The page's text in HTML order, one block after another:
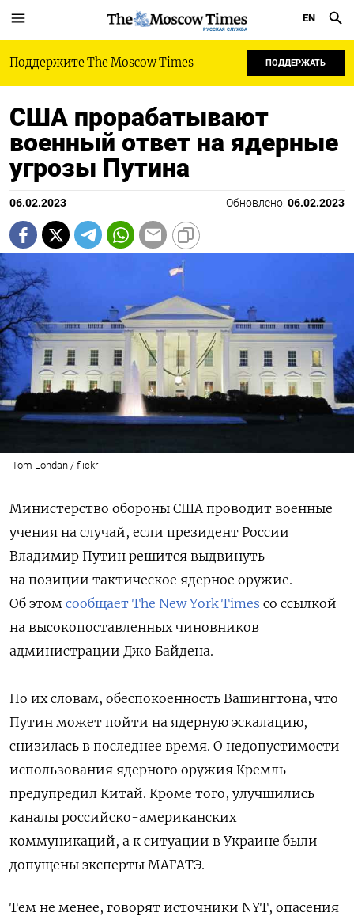
РУССКАЯ СЛУЖБА
EN
Поддержите The Moscow Times ПОДДЕРЖАТЬ
США прорабатывают
военный ответ на ядерные
угрозы Путина
06.02.2023 Обновлено: 06.02.2023
Tom Lohdan / flickr
Министерство обороны США проводит военные
учения на случай, если президент России
Владимир Путин решится выдвинуть
на позиции тактическое ядерное оружие.
Об этом сообщает The New York Times со ссылкой
на высокопоставленных чиновников
администрации Джо Байдена.
По их словам, обеспокоенность Вашингтона, что
Путин может пойти на ядерную эскалацию,
снизилась в последнее время. О недопустимости
использования ядерного оружия Кремль
предупредил Китай. Кроме того, улучшились
каналы российско-американских
коммуникаций, а к ситуации в Украине были
допущены эксперты МАГАТЭ.
Тем не менее, говорят источники NYT, опасения